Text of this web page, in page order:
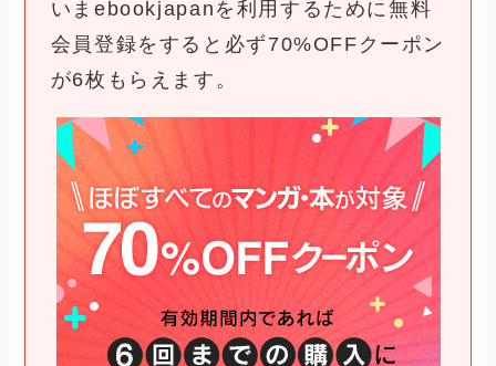
いまebookjapanを利用するために無料
会員登録をすると必ず70%OFFクーポン
が6枚もらえます。